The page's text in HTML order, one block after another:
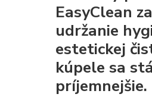
EasyClean
udržanie
estetickej
kúpele sa
príjemnejšie.